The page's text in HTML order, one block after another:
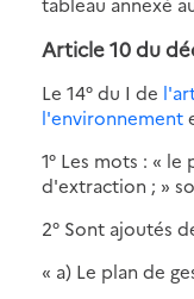
Article 10 du
Le 14° du I de
l'environnement
1° Les mots : «
d'extraction ; »
2° Sont ajoutés
« a) Le plan de